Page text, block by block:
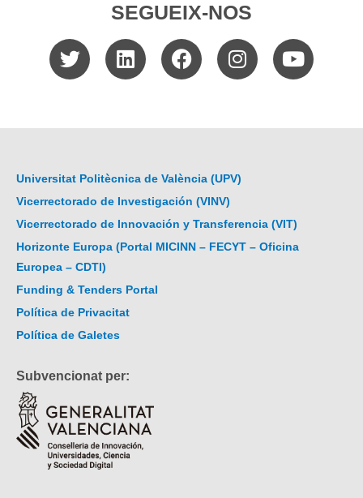
SEGUEIX-NOS
Universitat Politècnica de València (UPV)
Vicerrectorado de Investigación (VINV)
Vicerrectorado de Innovación y Transferencia (VIT)
Horizonte Europa (Portal MICINN – FECYT – Oficina
Europea – CDTI)
Funding & Tenders Portal
Política de Privacitat
Política de Galetes
Subvencionat per: